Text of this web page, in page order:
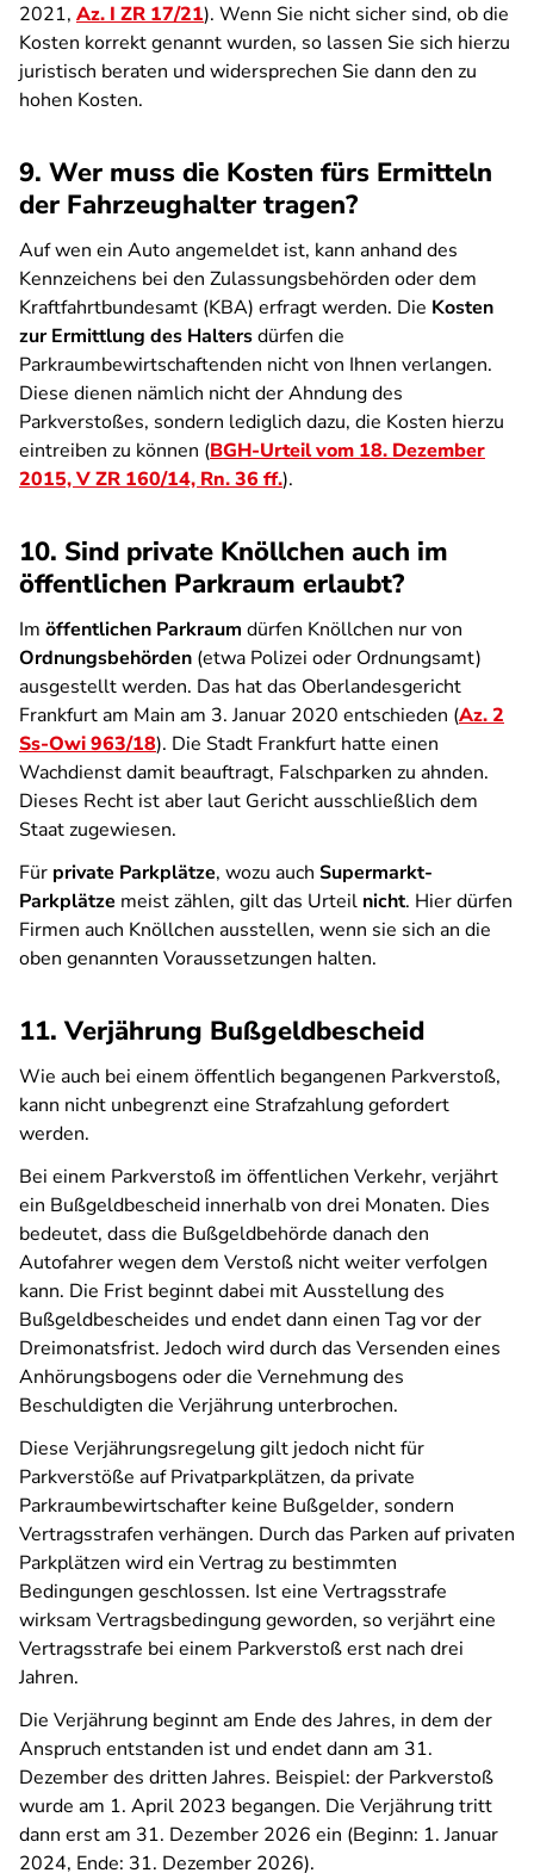
2021, Az. I ZR 17/21). Wenn Sie nicht sicher sind, ob die
Kosten korrekt genannt wurden, so lassen Sie sich hierzu
juristisch beraten und widersprechen Sie dann den zu
hohen Kosten.
9. Wer muss die Kosten fürs Ermitteln
der Fahrzeughalter tragen?
Auf wen ein Auto angemeldet ist, kann anhand des
Kennzeichens bei den Zulassungsbehörden oder dem
Kraftfahrtbundesamt (KBA) erfragt werden. Die Kosten
zur Ermittlung des Haltersdürfen die
Parkraumbewirtschaftenden nicht von Ihnen verlangen.
Diese dienen nämlich nicht der Ahndung des
Parkverstoßes, sondern lediglich dazu, die Kosten hierzu
eintreiben zu können (BGH-Urteil vom 18. Dezember
2015, V ZR 160/14, Rn. 36 ff.).
10. Sind private Knöllchen auch im
öffentlichen Parkraum erlaubt?
Im öffentlichen Parkraum dürfen Knöllchen nur von
Ordnungsbehörden (etwa Polizei oder Ordnungsamt)
ausgestellt werden. Das hat das Oberlandesgericht
Frankfurt am Main am 3. Januar 2020 entschieden (Az. 2
Ss-Owi 963/18). Die Stadt Frankfurt hatte einen
Wachdienst damit beauftragt, Falschparken zu ahnden.
Dieses Recht ist aber laut Gericht ausschließlich dem
Staat zugewiesen.
Für private Parkplätze, wozu auch Supermarkt-
Parkplätze meist zählen, gilt das Urteil nicht. Hier dürfen
Firmen auch Knöllchen ausstellen, wenn sie sich an die
oben genannten Voraussetzungen halten.
11. Verjährung Bußgeldbescheid
Wie auch bei einem öffentlich begangenen Parkverstoß,
kann nicht unbegrenzt eine Strafzahlung gefordert
werden.
Bei einem Parkverstoß im öffentlichen Verkehr, verjährt
ein Bußgeldbescheid innerhalb von drei Monaten. Dies
bedeutet, dass die Bußgeldbehörde danach den
Autofahrer wegen dem Verstoß nicht weiter verfolgen
kann. Die Frist beginnt dabei mit Ausstellung des
Bußgeldbescheides und endet dann einen Tag vor der
Dreimonatsfrist. Jedoch wird durch das Versenden eines
Anhörungsbogens oder die Vernehmung des
Beschuldigten die Verjährung unterbrochen.
Diese Verjährungsregelung gilt jedoch nicht für
Parkverstöße auf Privatparkplätzen, da private
Parkraumbewirtschafter keine Bußgelder, sondern
Vertragsstrafen verhängen. Durch das Parken auf privaten
Parkplätzen wird ein Vertrag zu bestimmten
Bedingungen geschlossen. Ist eine Vertragsstrafe
wirksam Vertragsbedingung geworden, so verjährt eine
Vertragsstrafe bei einem Parkverstoß erst nach drei
Jahren.
Die Verjährung beginnt am Ende des Jahres, in dem der
Anspruch entstanden ist und endet dann am 31.
Dezember des dritten Jahres. Beispiel: der Parkverstoß
wurde am 1. April 2023 begangen. Die Verjährung tritt
dann erst am 31. Dezember 2026 ein (Beginn: 1. Januar
2024, Ende: 31. Dezember 2026).